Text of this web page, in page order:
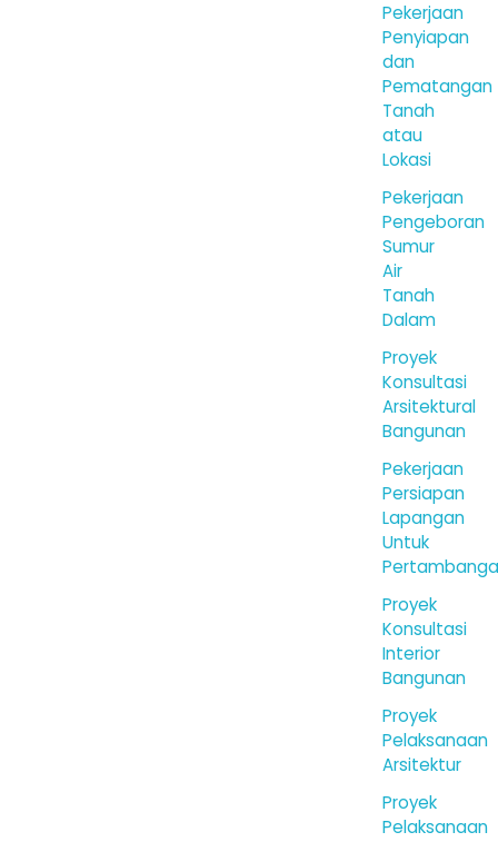
Pekerjaan
Penyiapan
dan
Pematangan
Tanah
atau
Lokasi
Pekerjaan
Pengeboran
Sumur
Air
Tanah
Dalam
Proyek
Konsultasi
Arsitektural
Bangunan
Pekerjaan
Persiapan
Lapangan
Untuk
Proyek
Konsultasi
Interior
Bangunan
Proyek
Pelaksanaan
Arsitektur
Proyek
Pelaksanaan